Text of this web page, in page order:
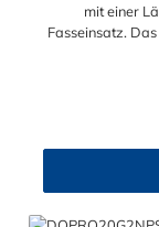
mit einer
Fasseinsatz.